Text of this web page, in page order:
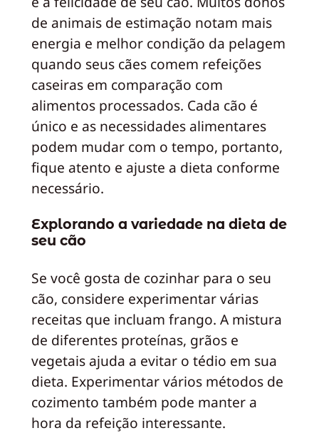
de animais de estimação notam mais
energia e melhor condição da pelagem
quando seus cães comem refeições
caseiras em comparação com
alimentos processados. Cada cão é
único e as necessidades alimentares
podem mudar com o tempo, portanto,
fique atento e ajuste a dieta conforme
necessário.
Explorando a variedade na dieta de
seu cão
Se você gosta de cozinhar para o seu
cão, considere experimentar várias
receitas que incluam frango. A mistura
de diferentes proteínas, grãos e
vegetais ajuda a evitar o tédio em sua
dieta. Experimentar vários métodos de
cozimento também pode manter a
hora da refeição interessante.